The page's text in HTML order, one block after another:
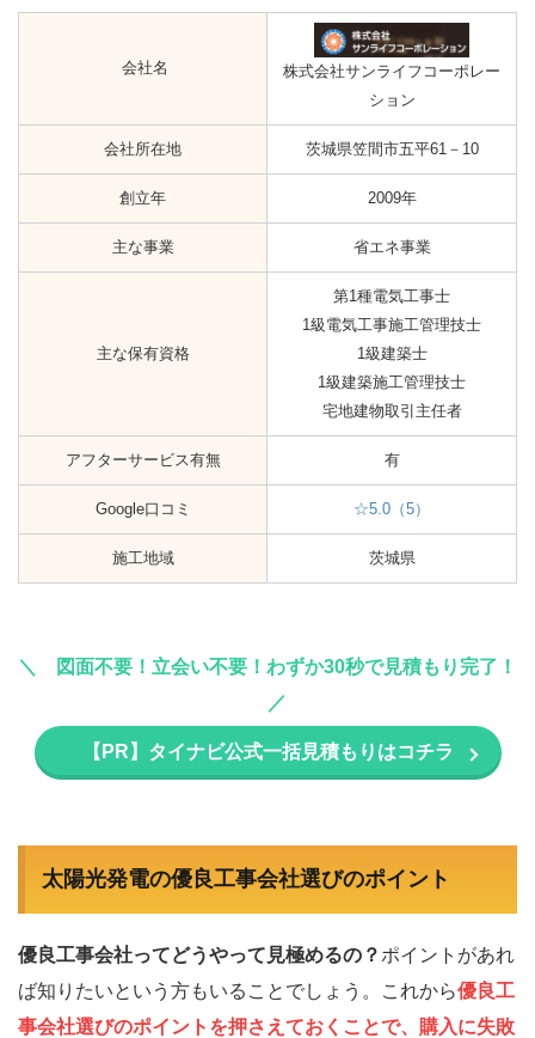
会社名
株式会社サンライフコーポレー
ション
会社所在地 茨城県笠間市五平61－10
創立年 2009年
主な事業 省エネ事業
主な保有資格
第1種電気工事士
1級電気工事施工管理技士
1級建築士
1級建築施工管理技士
宅地建物取引主任者
アフターサービス有無 有
Google口コミ ☆5.0（5）
施工地域 茨城県
図面不要！立会い不要！わずか30秒で見積もり完了！
【PR】タイナビ公式一括見積もりはコチラ
太陽光発電の優良工事会社選びのポイント
優良工事会社ってどうやって見極めるの？ ポイントがあれ
ば知りたいという方もいることでしょう。これから優良工
事会社選びのポイントを押さえておくことで、購入に失敗